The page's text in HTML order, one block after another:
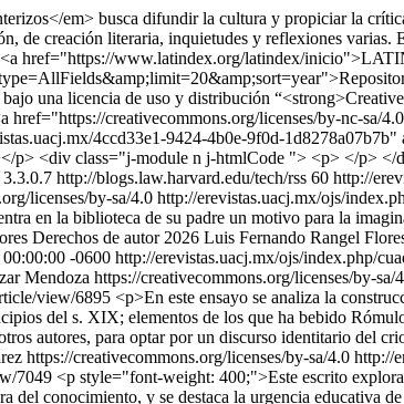
em> busca difundir la cultura y propiciar la
de creación literaria, inquietudes y reflexiones varias.
href="https://www.latindex.org/latindex/
una licencia de uso y distribución
creativecommons.org/licenses/by-nc-
4ccd33e1-9424-4b0e-9f0d-
p> <div class="j-module n j-htmlCode "> <p> </p> </
3.3.0.7 http://blogs.law.harvard.edu/tech/rss 60 http://
licenses/by-sa/4.0 http://erevistas.uacj.mx/ojs/
en la biblioteca de su padre un motivo para la
Derechos de autor 2026 Luis Fernando Rangel
-0600 http://erevistas.uacj.mx/ojs/index.php/
Mendoza https://creativecommons.org/licenses/by-sa/
view/6895 <p>En este ensayo se analiza la
del s. XIX; elementos de los que ha bebido
autores, para optar por un discurso identitario del
https://creativecommons.org/licenses/by-sa/4.0 http://
7049 <p style="font-weight: 400;">Este escrito
conocimiento, y se destaca la urgencia educativa